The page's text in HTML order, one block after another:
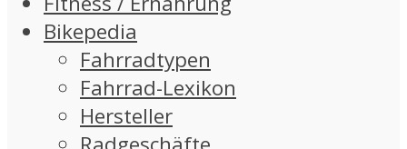
Bikepedia
Fahrradtypen
Fahrrad-Lexikon
Hersteller